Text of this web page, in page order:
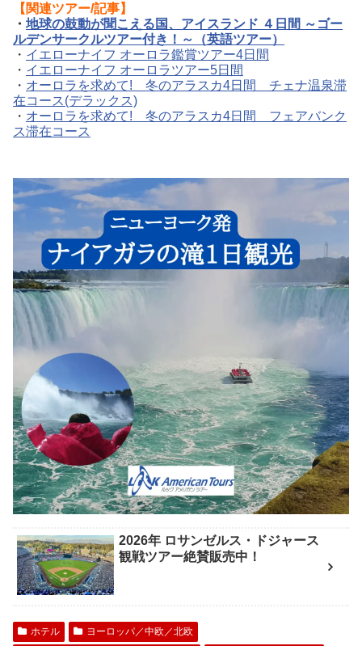
【関連ツアー/記事】
・ 地球の鼓動が聞こえる国、アイスランド ４日間 ～ゴー
ルデンサークルツアー付き！～（英語ツアー）
・ イエローナイフ オーロラ鑑賞ツアー4日間
・ イエローナイフ オーロラツアー5日間
・ オーロラを求めて! 冬のアラスカ4日間 チェナ温泉滞
在コース(デラックス)
・ オーロラを求めて! 冬のアラスカ4日間 フェアバンク
ス滞在コース
2026年 ロサンゼルス・ドジャース
観戦ツアー絶賛販売中！
ホテル
ヨーロッパ／中欧／北欧